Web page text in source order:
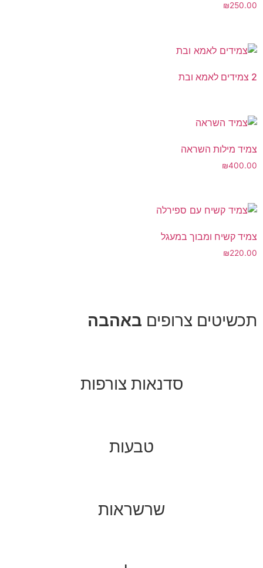
₪250.00
2 צמידים לאמא ובת
צמיד מילות השראה
₪400.00
צמיד קשיח ומבוך במעגל
₪220.00
תכשיטים צרופים באהבה
סדנאות צורפות
טבעות
שרשראות